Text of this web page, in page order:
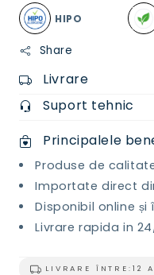
HIPO
Share
Livrare
Suport tehnic
Principalele
Produse de
Importate direct
Disponibil online
Livrare rapida in
LIVRARE ÎNTRE:12